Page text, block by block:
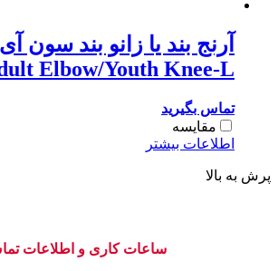
آرنج بند یا زانو بند
Elbow/Youth Knee-L
تماس بگیرید
مقایسه
اطلاعات بیشتر
پرش به بالا
ساعات کاری و اطلاعات